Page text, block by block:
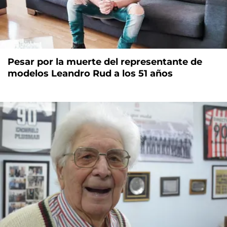
Pesar por la muerte del representante de
modelos Leandro Rud a los 51 años